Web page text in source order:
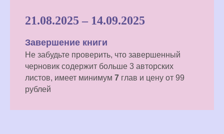
21.08.2025 – 14.09.2025
Завершение книги
Не забудьте проверить, что завершенный
черновик содержит больше 3 авторских
листов, имеет минимум 7 глав и цену от 99
рублей